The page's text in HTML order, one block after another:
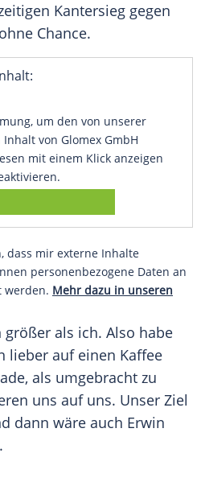
Kantersieg gegen
Chance.
um den von unserer
von Glomex GmbH
mit einem Klick anzeigen
dass mir externe Inhalte
personenbezogene Daten an
Mehr dazu in unseren
als ich. Also habe
lieber auf einen Kaffee
als umgebracht zu
uns auf uns. Unser Ziel
dann wäre auch Erwin
.